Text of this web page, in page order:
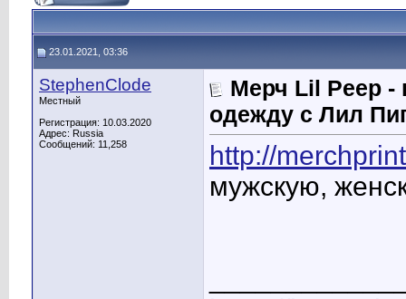
23.01.2021, 03:36
StephenClode
Местный
Регистрация: 10.03.2020
Адрес: Russia
Сообщений: 11,258
Мерч Lil Peep -
одежду с Лил
http://
мужскую,